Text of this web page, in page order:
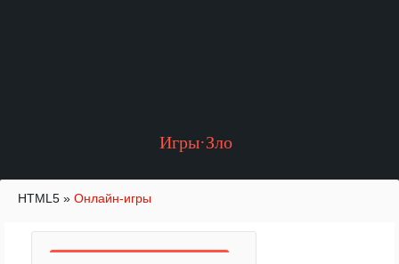
Игры·Зло
HTML5 » Онлайн-игры